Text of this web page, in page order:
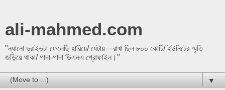
ali-mahmed.com
"ন্যানো ড্রাইভটা ফেলেছি হারিয়ে/ যেটায়—রাখা ছিল ৮০০ কোটি/ ইউনিটের স্মৃতি
জড়িয়ে থাকা/ গাদা-গাদা ডিএনএ প্রোফাইল।"
▼